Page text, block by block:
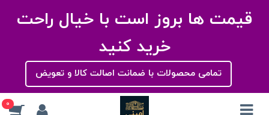
قیمت ها بروز است با خیال راحت
خرید کنید
تمامی محصولات با ضمانت اصالت کالا و تعویض
0